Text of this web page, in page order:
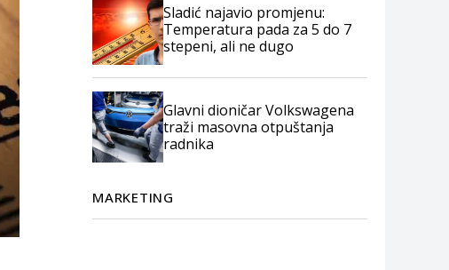
Sladić najavio promjenu:
Temperatura pada za 5 do 7
stepeni, ali ne dugo
Glavni dioničar Volkswagena
traži masovna otpuštanja
radnika
MARKETING